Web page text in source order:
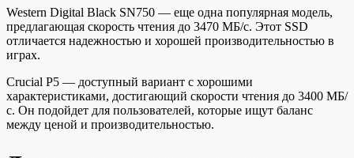
Western Digital Black SN750 — еще одна популярная модель,
предлагающая скорость чтения до 3470 МБ/с. Этот SSD
отличается надежностью и хорошей производительностью в
играх.
Crucial P5 — доступный вариант с хорошими
характеристиками, достигающий скорости чтения до 3400 МБ/
с. Он подойдет для пользователей, которые ищут баланс
между ценой и производительностью.